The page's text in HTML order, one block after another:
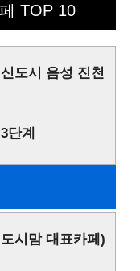
TOP 10
도시 음성 진천
단계
시맘 대표카페)